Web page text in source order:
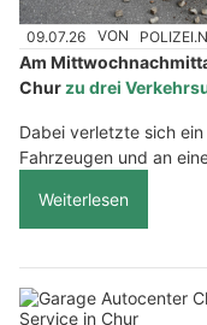
09.07.26 VON
Am
Chur zu drei
Dabei verletzte sich
Fahrzeugen und an
Weiterlesen